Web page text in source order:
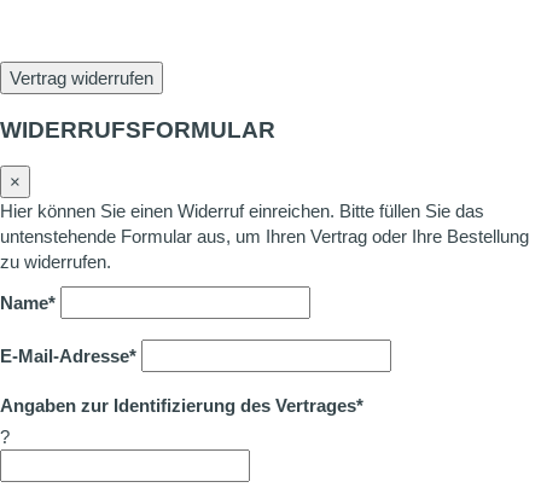
Vertrag widerrufen
WIDERRUFSFORMULAR
×
Hier können Sie einen Widerruf einreichen. Bitte füllen Sie das
untenstehende Formular aus, um Ihren Vertrag oder Ihre Bestellung
zu widerrufen.
Name*
E-Mail-Adresse*
Angaben zur Identifizierung des Vertrages*
?